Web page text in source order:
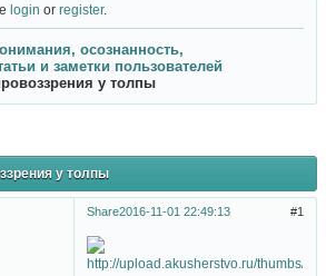
login orregister.
осознанность,
и заметки пользователей
у толпы
у толпы
Share 1
2016-11-01 22:49:13